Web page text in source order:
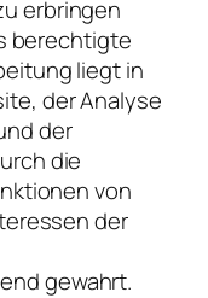
erbringen
berechtigte
liegt in
der Analyse
der
die
von
der
gewahrt.